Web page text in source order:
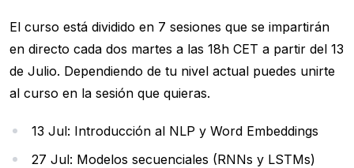
El curso está dividido en 7 sesiones que se impartirán
en directo cada dos martes a las 18h CET a partir del 13
de Julio. Dependiendo de tu nivel actual puedes unirte
al curso en la sesión que quieras.
13 Jul: Introducción al NLP y Word Embeddings
27 Jul: Modelos secuenciales (RNNs y LSTMs)